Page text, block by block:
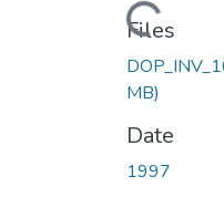
Loading...
Files
MB)
Date
1997